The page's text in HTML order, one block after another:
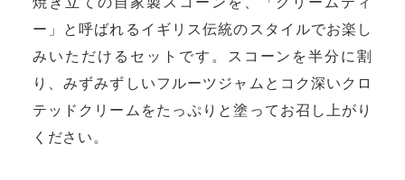
ー」と呼ばれるイギリス伝統のスタイルでお楽し
みいただけるセットです。スコーンを半分に割
り、みずみずしいフルーツジャムとコク深いクロ
テッドクリームをたっぷりと塗ってお召し上がり
ください。